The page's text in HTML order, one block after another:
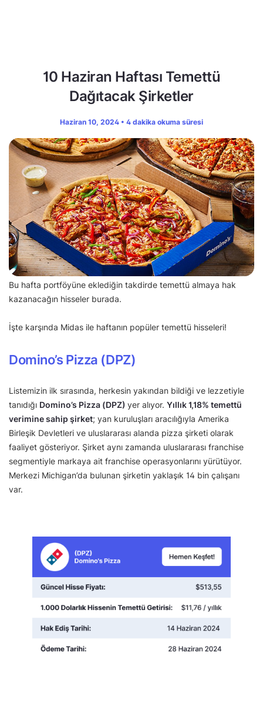
10 Haziran Haftası Temettü
Dağıtacak Şirketler
Haziran 10, 2024 • 4 dakika okuma süresi
Bu hafta portföyüne eklediğin takdirde temettü almaya hak
kazanacağın hisseler burada.
İşte karşında Midas ile haftanın popüler temettü hisseleri!
Domino’s Pizza (DPZ)
Listemizin ilk sırasında, herkesin yakından bildiği ve lezzetiyle
tanıdığı Domino’s Pizza (DPZ) yer alıyor. Yıllık 1,18% temettü
verimine sahip şirket; yan kuruluşları aracılığıyla Amerika
Birleşik Devletleri ve uluslararası alanda pizza şirketi olarak
faaliyet gösteriyor. Şirket aynı zamanda uluslararası franchise
segmentiyle markaya ait franchise operasyonlarını yürütüyor.
Merkezi Michigan’da bulunan şirketin yaklaşık 14 bin çalışanı
var.